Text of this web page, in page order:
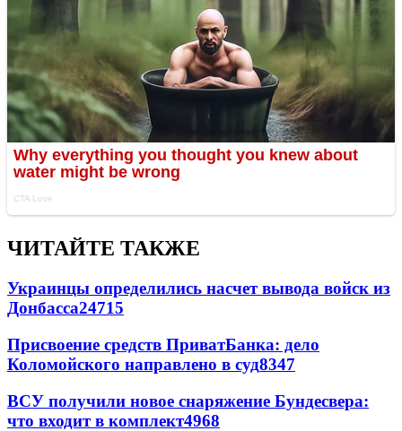
ЧИТАЙТЕ ТАКЖЕ
Украинцы определились насчет вывода войск из
Донбасса24715
Присвоение средств ПриватБанка: дело
Коломойского направлено в суд8347
ВСУ получили новое снаряжение Бундесвера:
что входит в комплект4968